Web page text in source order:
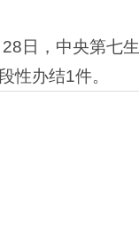
日，中央第七
性办结1件。